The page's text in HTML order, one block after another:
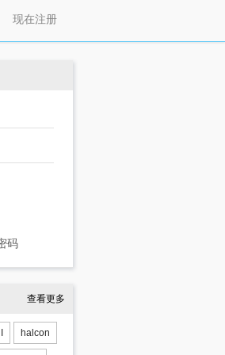
现在注册
码
查看更多
halcon